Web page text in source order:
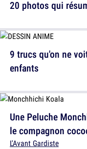
20 photos qui
Une Peluche
le compagnon
L'Avant Gardiste
9 trucs qu'on ne
enfants